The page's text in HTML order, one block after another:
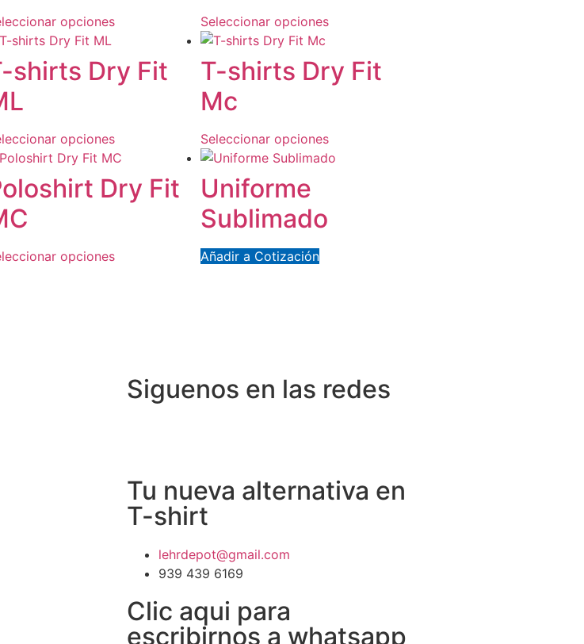
opciones Seleccionar opciones
shirts Dry Fit
opciones
T-shirts Dry Fit
Mc
Seleccionar opciones
Dry Fit
opciones
Uniforme
Sublimado
Añadir a Cotización
Siguenos en las redes
Tu nueva alternativa en
T-shirt
lehrdepot@gmail.com
939 439 6169
Clic aqui para
escribirnos a whatsapp